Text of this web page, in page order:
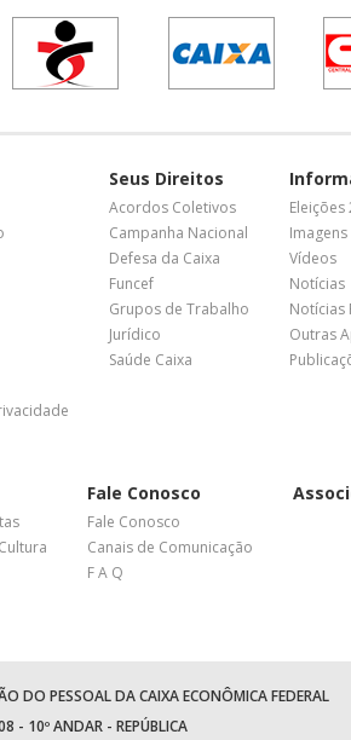
Seus Direitos
Acordos Coletivos
Campanha Nacional
Defesa da Caixa
Funcef
Grupos de Trabalho
Jurídico
Saúde Caixa
Eleições
Imagens
Vídeos
Notícias
Notícias
Outras
Fale Conosco
Fale Conosco
Canais de Comunicação
F A Q
DO PESSOAL DA CAIXA ECONÔMICA FEDERAL
- 10º ANDAR - REPÚBLICA